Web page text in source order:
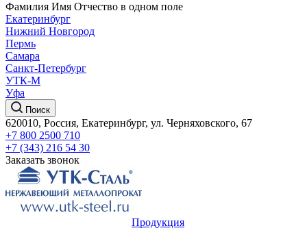
Фамилия Имя Отчество в одном поле
Екатеринбург
Нижний Новгород
Пермь
Самара
Санкт-Петербург
УТК-М
Уфа
Поиск
620010, Россия, Екатеринбург, ул. Черняховского, 67
+7 800 2500 710
+7 (343) 216 54 30
Заказать звонок
Продукция